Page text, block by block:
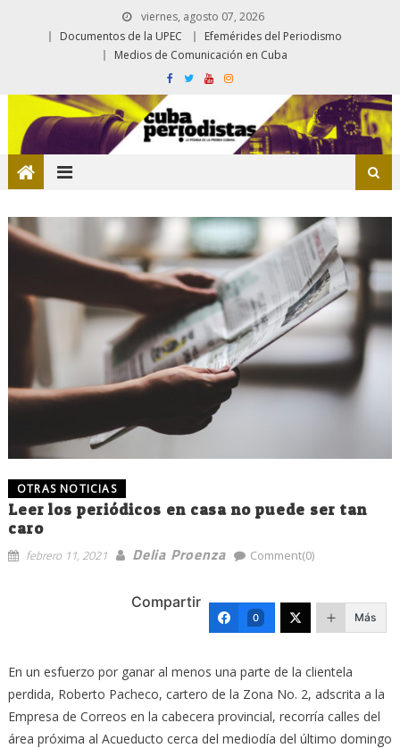
viernes, agosto 07, 2026
Documentos de la UPEC
Efemérides del Periodismo
Medios de Comunicación en Cuba
OTRAS NOTICIAS
Leer los periódicos en casa no puede ser tan
caro
febrero 11, 2021 Delia Proenza Comment(0)
Compartir
0 Más
En un esfuerzo por ganar al menos una parte de la clientela
perdida, Roberto Pacheco, cartero de la Zona No. 2, adscrita a la
Empresa de Correos en la cabecera provincial, recorría calles del
área próxima al Acueducto cerca del mediodía del último domingo